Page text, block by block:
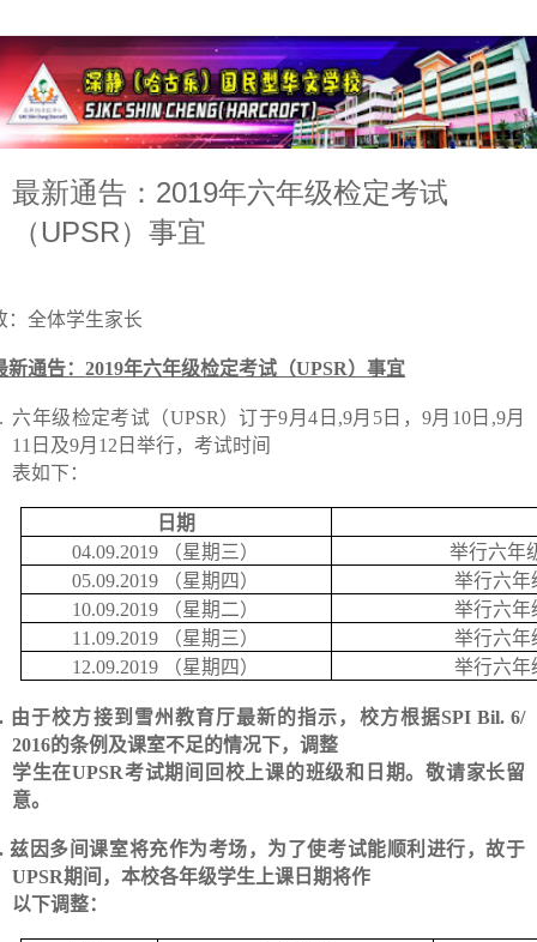
最新通告：2019年六年级检定考试
（UPSR）事宜
：全体学生家长
新通告：2019年六年级检定考试（UPSR）事宜
六年级检定考试（UPSR）订于9月4 日 ,9月 5日， 9月 10日 ,9月
11 日及9月 12 日举行，考试时间
表如下：
日期
04.09.2019
（星期三）
举行六年
05.09.2019
（星期四）
举行六年
10.09.2019
（星期二）
举行六年
11.09.2019
（星期三）
举行六年
12.09.2019
（星期四） 举行六年
由于校方接到雪州教育厅最新的指示，校方根据SPI Bil. 6/
2016的条例及课室不足的情况下，调整
学生在UPSR考试期间回校上课的班级和日期。敬请家长留
意。
兹因多间课室将充作为考场，为了使考试能顺利进行，故于
UPSR期间，本校各年级学生上课日期将作
以下调整：